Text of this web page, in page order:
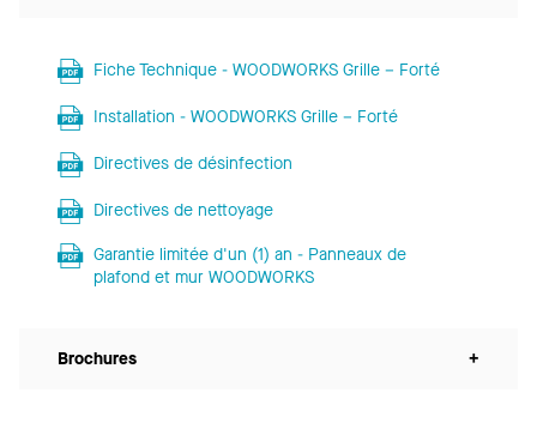
Fiche Technique - WOODWORKS Grille – Forté
Installation - WOODWORKS Grille – Forté
Directives de désinfection
Directives de nettoyage
Garantie limitée d'un (1) an - Panneaux de
plafond et mur WOODWORKS
Brochures +